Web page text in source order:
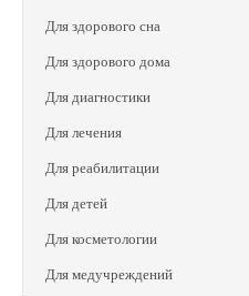
Для здорового сна
Для здорового дома
Для диагностики
Для лечения
Для реабилитации
Для детей
Для косметологии
Для медучреждений